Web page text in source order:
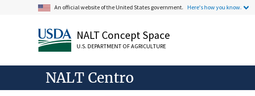
An official website of the United States government. Here's how you know.
NALT Concept Space
U.S. DEPARTMENT OF AGRICULTURE
NALT Centro
economía, comercio, derecho, negocios, industria
investigación, tecnología, métodos
jerarquía taxonómica
Animalia
Archaea
Chromista
Eubacteria
Fungi (reino)
Deuteromycotina